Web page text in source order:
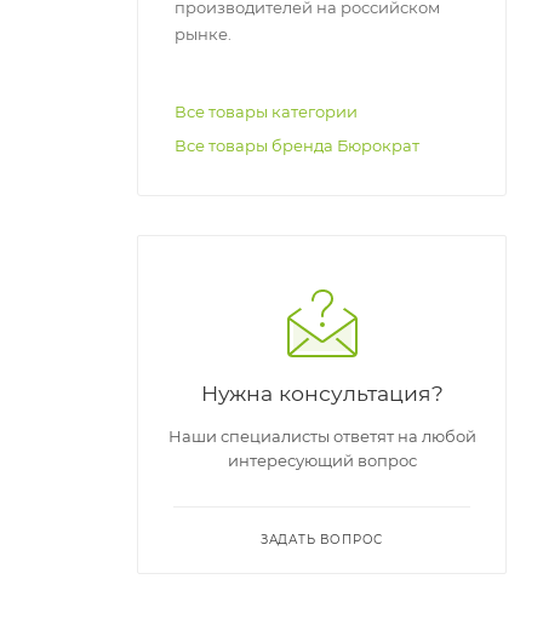
производителей на российском
рынке.
Все товары категории
Все товары бренда Бюрократ
Нужна консультация?
Наши специалисты ответят на любой
интересующий вопрос
ЗАДАТЬ ВОПРОС